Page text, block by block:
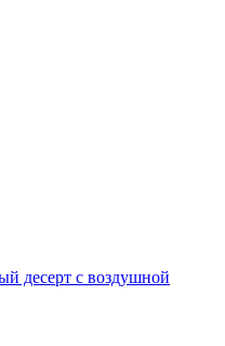
десерт с воздушной